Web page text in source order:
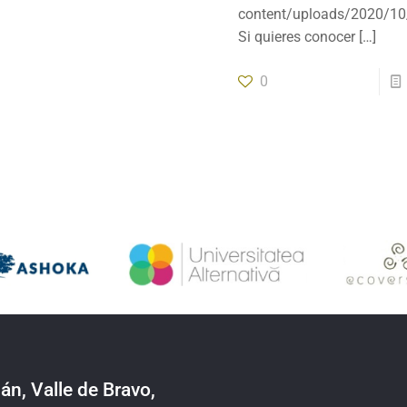
content/uploads/2020/
Si quieres conocer[…]
0
Valle de Bravo,